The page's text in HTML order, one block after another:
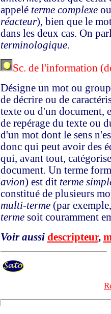
appelé terme complexe
réacteur), bien que le
dans les deux cas. On
terminologique.
Sc. de l'information
Désigne un mot ou
de décrire ou de
texte ou d'un document,
de repérage du texte ou
d'un mot dont le sens
donc qui peut avoir des
qui, avant tout,
document. Un terme
avion) est dit terme
constitué de plusieurs
multi-terme(par
termesoit couramment
Voir aussi descripteur,